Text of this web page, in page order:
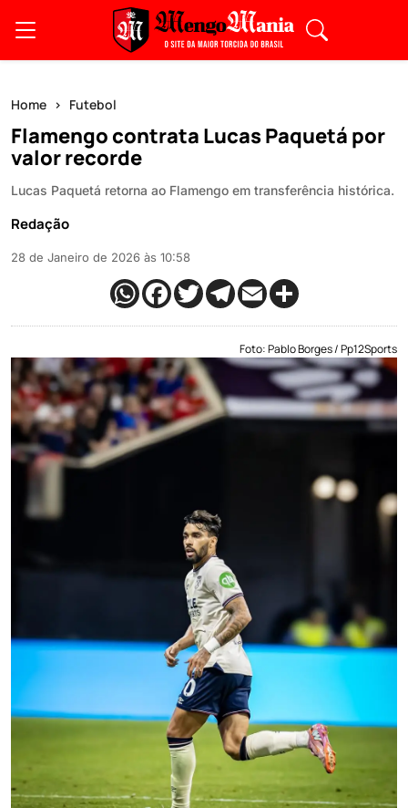
Home Futebol
Flamengo contrata Lucas Paquetá por
valor recorde
Lucas Paquetá retorna ao Flamengo em transferência histórica.
Redação
28 de Janeiro de 2026 às 10:58
Foto: Pablo Borges / Pp12Sports